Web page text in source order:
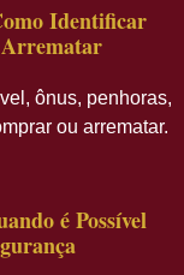
Identificar
ônus, penhoras,
ou arrematar.
é Possível